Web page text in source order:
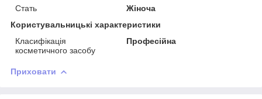
Стать
Жіноча
Користувальницькі характеристики
Класифікація
косметичного засобу
Професійна
Приховати